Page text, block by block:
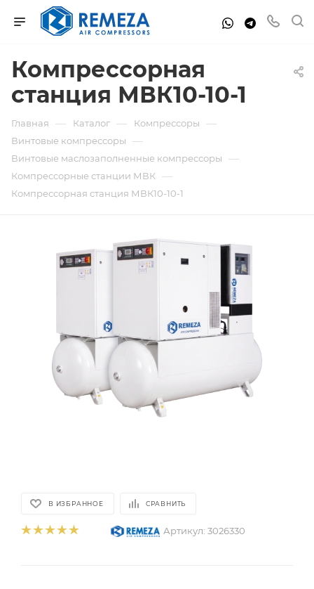
Компрессорная
станция МВК10-10-1
Главная — Каталог — Компрессоры —
Винтовые компрессоры —
Винтовые маслозаполненные компрессоры —
Компрессорные станции МВК —
Компрессорная станция МВК10-10-1
В ИЗБРАННОЕ СРАВНИТЬ
Артикул: 3026330